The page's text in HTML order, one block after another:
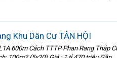
Khu Dân Cư TÂN HỘI
600m Cách TTTP Phan Rang